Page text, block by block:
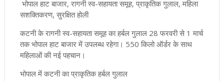
भोपाल हाट बाजार, रागनी स्व-सहायता समूह, प्राकृतिक गुलाल, महिला
सशक्तिकरण, सुरक्षित होली
कटनी के रागनी स्व-सहायता समूह का हर्बल गुलाल 28 फरवरी से 1 मार्च
तक भोपाल हाट बाजार में उपलब्ध रहेगा। 550 किलो ऑर्डर के साथ
महिलाओं की नई पहचान।
भोपाल में कटनी का प्राकृतिक हर्बल गुलाल